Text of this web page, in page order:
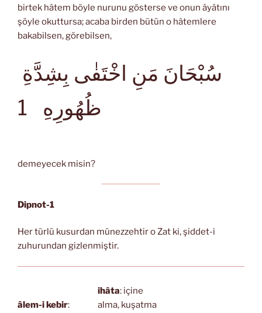
birtek hâtem böyle nurunu gösterse ve onun âyâtını
şöyle okuttursa; acaba birden bütün o hâtemlere
bakabilsen, görebilsen,
ظُهُورِهِ
demeyecek misin?
Dipnot-1
Her türlü kusurdan münezzehtir o Zat ki, şiddet-i
zuhurundan gizlenmiştir.
âlem-i kebir:
ihâta: içine
alma, kuşatma